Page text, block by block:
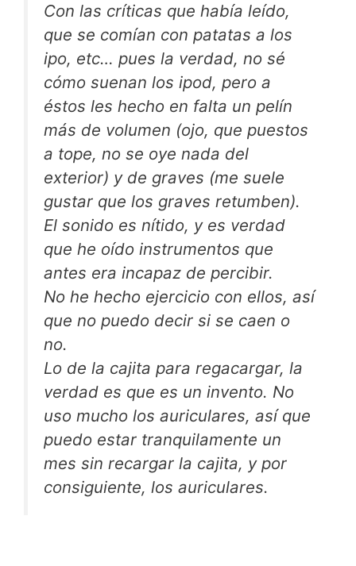
Con las críticas que había leído,
que se comían con patatas a los
ipo, etc… pues la verdad, no sé
cómo suenan los ipod, pero a
éstos les hecho en falta un pelín
más de volumen (ojo, que puestos
a tope, no se oye nada del
exterior) y de graves (me suele
gustar que los graves retumben).
El sonido es nítido, y es verdad
que he oído instrumentos que
antes era incapaz de percibir.
No he hecho ejercicio con ellos, así
que no puedo decir si se caen o
no.
Lo de la cajita para regacargar, la
verdad es que es un invento. No
uso mucho los auriculares, así que
puedo estar tranquilamente un
mes sin recargar la cajita, y por
consiguiente, los auriculares.